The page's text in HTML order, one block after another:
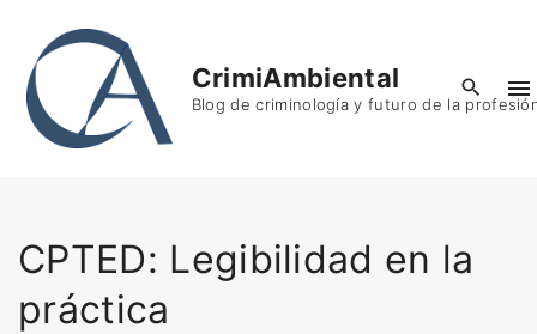
CrimiAmbiental
Blog de criminología y futuro de la
CPTED: Legibilidad en la
práctica